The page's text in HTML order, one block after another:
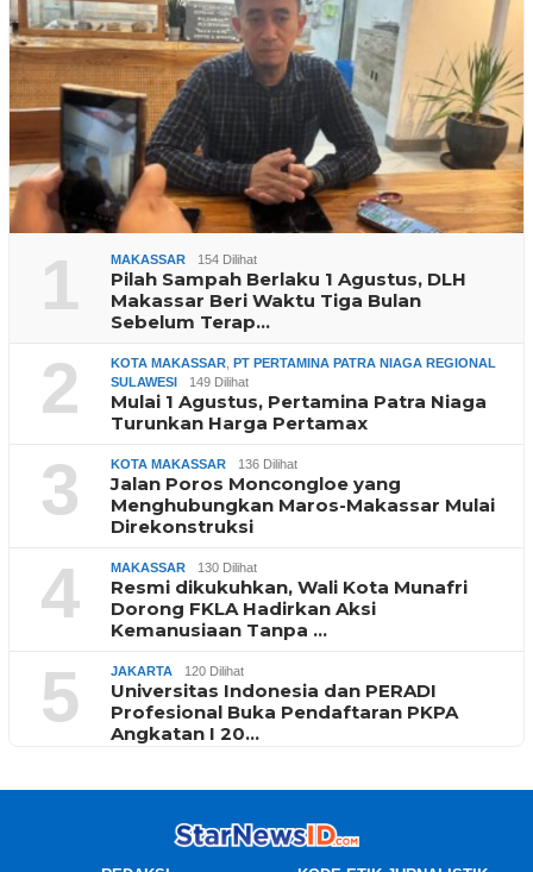
1 MAKASSAR 154 Dilihat
Pilah Sampah Berlaku 1 Agustus, DLH
Makassar Beri Waktu Tiga Bulan
Sebelum Terap…
2 KOTA MAKASSAR PT PERTAMINA PATRA NIAGA REGIONAL
SULAWESI
149 Dilihat
Mulai 1 Agustus, Pertamina Patra Niaga
Turunkan Harga Pertamax
3 KOTA MAKASSAR 136 Dilihat
Jalan Poros Moncongloe yang
Menghubungkan Maros-Makassar Mulai
Direkonstruksi
4 MAKASSAR 130 Dilihat
Resmi dikukuhkan, Wali Kota Munafri
Dorong FKLA Hadirkan Aksi
Kemanusiaan Tanpa …
5 JAKARTA 120 Dilihat
Universitas Indonesia dan PERADI
Profesional Buka Pendaftaran PKPA
Angkatan I 20…